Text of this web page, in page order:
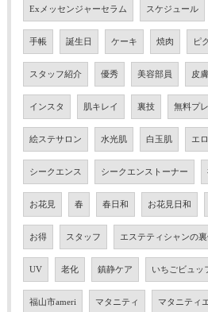
Exメッセンジャーセラム スケジュール
手帳 誕生日 ケーキ 焼肉 ピ
スタッフ紹介 優秀 美容部員 皮
インスタ 肌キレイ 裏技 無料プ
絵ステサロン 水光肌 白玉肌 エ
シークエンス シークエンストーナー
お花見 春 春日和 お花見日和
お得 スタッフ エステティシャンの裏
UV 老化 鎮静ケア いちごビュッ
福山市ameri マタニティ マタニティ